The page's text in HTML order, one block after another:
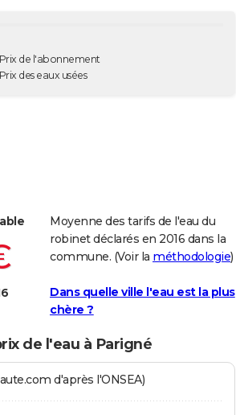
Prix de l'abonnement
Prix des eaux usées
Moyenne des tarifs de l'eau du
robinet déclarés en 2016 dans la
commune. (Voir la méthodologie)
Dans quelle ville l'eau est la plus
chère ?
de l'eau à Parigné
d'après l'ONSEA)